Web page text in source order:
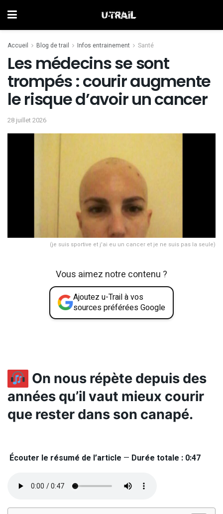
Accueil Blog de trail Infos entrainement Santé
Les médecins se sont
trompés : courir augmente
le risque d’avoir un cancer
28 juillet 2026
(je suis sportive et j'ai eu un cancer et je ne suis pas la seule)
Vous aimez notre contenu ?
Ajoutez u-Trail à vos
sources préférées Google
On nous répète depuis des
années qu’il vaut mieux courir
que rester dans son canapé.
Écouter le résumé de l’article — Durée totale : 0:47